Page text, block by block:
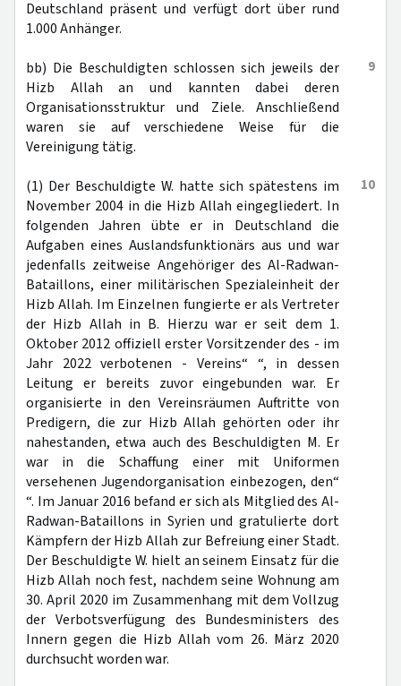
Deutschland präsent und verfügt dort über rund
1.000 Anhänger.
9
bb) Die Beschuldigten schlossen sich jeweils der
Hizb Allah an und kannten dabei deren
Organisationsstruktur und Ziele. Anschließend
waren sie auf verschiedene Weise für die
Vereinigung tätig.
10
(1) Der Beschuldigte W. hatte sich spätestens im
November 2004 in die Hizb Allah eingegliedert. In
folgenden Jahren übte er in Deutschland die
Aufgaben eines Auslandsfunktionärs aus und war
jedenfalls zeitweise Angehöriger des Al-Radwan-
Bataillons, einer militärischen Spezialeinheit der
Hizb Allah. Im Einzelnen fungierte er als Vertreter
der Hizb Allah in B. Hierzu war er seit dem 1.
Oktober 2012 offiziell erster Vorsitzender des - im
Jahr 2022 verbotenen - Vereins“ “, in dessen
Leitung er bereits zuvor eingebunden war. Er
organisierte in den Vereinsräumen Auftritte von
Predigern, die zur Hizb Allah gehörten oder ihr
nahestanden, etwa auch des Beschuldigten M. Er
war in die Schaffung einer mit Uniformen
versehenen Jugendorganisation einbezogen, den“
“. Im Januar 2016 befand er sich als Mitglied des Al-
Radwan-Bataillons in Syrien und gratulierte dort
Kämpfern der Hizb Allah zur Befreiung einer Stadt.
Der Beschuldigte W. hielt an seinem Einsatz für die
Hizb Allah noch fest, nachdem seine Wohnung am
30. April 2020 im Zusammenhang mit dem Vollzug
der Verbotsverfügung des Bundesministers des
Innern gegen die Hizb Allah vom 26. März 2020
durchsucht worden war.